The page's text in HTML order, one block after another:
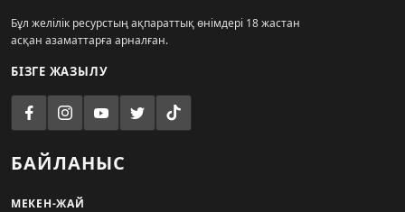
Бұл желілік ресурстың ақпараттық өнімдері 18 жастан
асқан азаматтарға арналған.
БІЗГЕ ЖАЗЫЛУ
БАЙЛАНЫС
МЕКЕН-ЖАЙ